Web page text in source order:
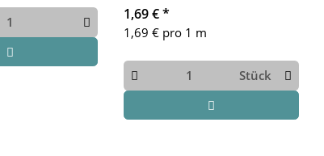
1,69 €*
1,69 € pro 1 m
Stück